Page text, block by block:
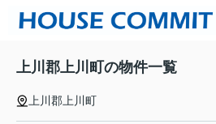
上川郡上川町の物件一覧
上川郡上川町